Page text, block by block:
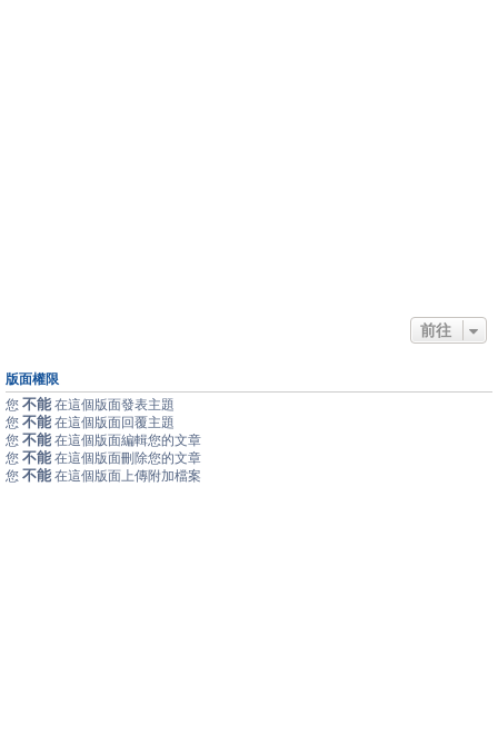
前往
版面權限
您 不能 在這個版面發表主題
您 不能 在這個版面回覆主題
您 不能 在這個版面編輯您的文章
您 不能 在這個版面刪除您的文章
您 不能 在這個版面上傳附加檔案